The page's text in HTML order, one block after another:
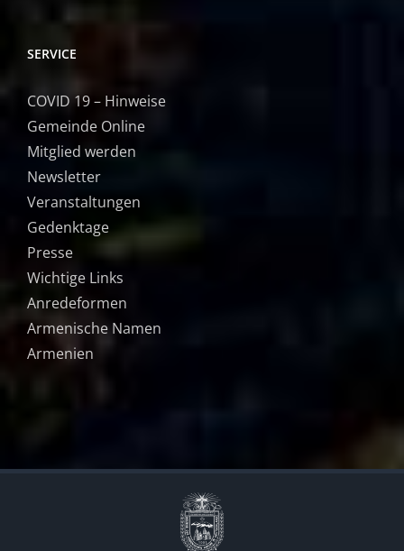
SERVICE
COVID 19 – Hinweise
Gemeinde Online
Mitglied werden
Newsletter
Veranstaltungen
Gedenktage
Presse
Wichtige Links
Anredeformen
Armenische Namen
Armenien